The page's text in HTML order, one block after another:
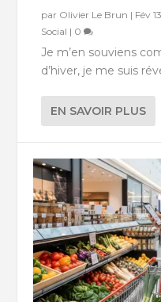
par Olivier Le Brun | Fév
Social | 0
Je m’en souviens
d’hiver, je me suis
EN SAVOIR PLUS